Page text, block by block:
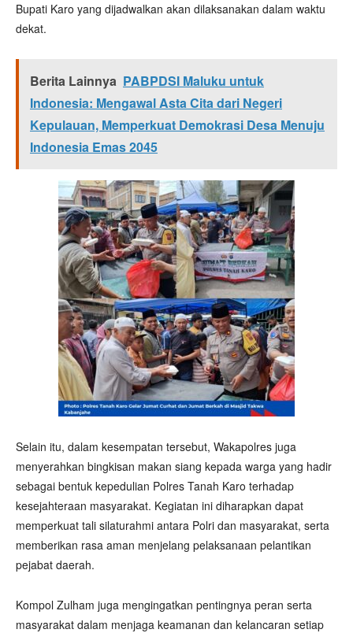
Bupati Karo yang dijadwalkan akan dilaksanakan dalam waktu
dekat.
Berita Lainnya PABPDSI Maluku untuk
Indonesia: Mengawal Asta Cita dari Negeri
Kepulauan, Memperkuat Demokrasi Desa Menuju
Indonesia Emas 2045
Selain itu, dalam kesempatan tersebut, Wakapolres juga
menyerahkan bingkisan makan siang kepada warga yang hadir
sebagai bentuk kepedulian Polres Tanah Karo terhadap
kesejahteraan masyarakat. Kegiatan ini diharapkan dapat
memperkuat tali silaturahmi antara Polri dan masyarakat, serta
memberikan rasa aman menjelang pelaksanaan pelantikan
pejabat daerah.
Kompol Zulham juga mengingatkan pentingnya peran serta
masyarakat dalam menjaga keamanan dan kelancaran setiap